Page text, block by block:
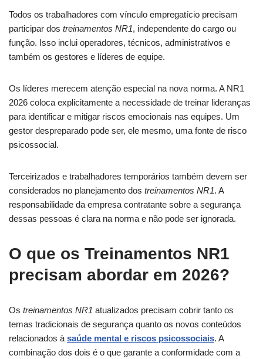
Todos os trabalhadores com vínculo empregatício precisam
participar dos treinamentos NR1, independente do cargo ou
função. Isso inclui operadores, técnicos, administrativos e
também os gestores e líderes de equipe.
Os líderes merecem atenção especial na nova norma. A NR1
2026 coloca explicitamente a necessidade de treinar lideranças
para identificar e mitigar riscos emocionais nas equipes. Um
gestor despreparado pode ser, ele mesmo, uma fonte de risco
psicossocial.
Terceirizados e trabalhadores temporários também devem ser
considerados no planejamento dos treinamentos NR1. A
responsabilidade da empresa contratante sobre a segurança
dessas pessoas é clara na norma e não pode ser ignorada.
O que os Treinamentos NR1
precisam abordar em 2026?
Os treinamentos NR1 atualizados precisam cobrir tanto os
temas tradicionais de segurança quanto os novos conteúdos
relacionados à saúde mental e riscos psicossociais. A
combinação dos dois é o que garante a conformidade com a